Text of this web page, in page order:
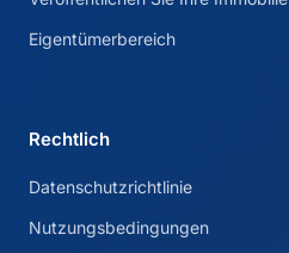
Eigentümerbereich
Rechtlich
Datenschutzrichtlinie
Nutzungsbedingungen